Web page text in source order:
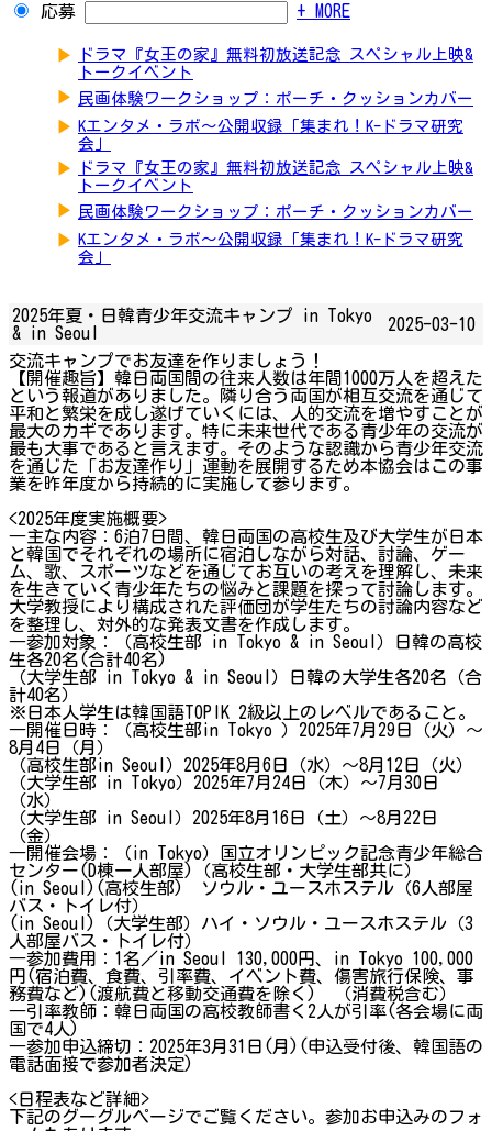
応募 + MORE
▶
ドラマ『女王の家』無料初放送記念 スペシャル上映&
トークイベント
▶ 民画体験ワークショップ：ポーチ・クッションカバー
▶ Kエンタメ・ラボ～公開収録「集まれ！K-ドラマ研究
会」
▶
ドラマ『女王の家』無料初放送記念 スペシャル上映&
トークイベント
▶ 民画体験ワークショップ：ポーチ・クッションカバー
▶ Kエンタメ・ラボ～公開収録「集まれ！K-ドラマ研究
会」
2025年夏・日韓青少年交流キャンプ in Tokyo
& in Seoul
2025-03-10
交流キャンプでお友達を作りましょう！
【開催趣旨】韓日両国間の往来人数は年間1000万人を超えた
という報道がありました。隣り合う両国が相互交流を通じて
平和と繁栄を成し遂げていくには、人的交流を増やすことが
最大のカギであります。特に未来世代である青少年の交流が
最も大事であると言えます。そのような認識から青少年交流
を通じた「お友達作り」運動を展開するため本協会はこの事
業を昨年度から持続的に実施して参ります。
<2025年度実施概要>
―主な内容：6泊7日間、韓日両国の高校生及び大学生が日本
と韓国でそれぞれの場所に宿泊しながら対話、討論、ゲー
ム、歌、スポーツなどを通じてお互いの考えを理解し、未来
を生きていく青少年たちの悩みと課題を探って討論します。
大学教授により構成された評価団が学生たちの討論内容など
を整理し、対外的な発表文書を作成します。
―参加対象：（高校生部 in Tokyo & in Seoul）日韓の高校
生各20名(合計40名)
（大学生部 in Tokyo & in Seoul）日韓の大学生各20名（合
計40名）
※日本人学生は韓国語TOPIK 2級以上のレベルであること。
―開催日時：（高校生部in Tokyo ）2025年7月29日（火）～
8月4日（月）
（高校生部in Seoul）2025年8月6日（水）～8月12日（火）
（大学生部 in Tokyo）2025年7月24日（木）～7月30日
（水）
（大学生部 in Seoul）2025年8月16日（土）～8月22日
（金）
―開催会場：（in Tokyo）国立オリンピック記念青少年総合
センター(D棟一人部屋)（高校生部・大学生部共に）
(in Seoul)(高校生部) ソウル・ユースホステル（6人部屋
バス・トイレ付）
(in Seoul)（大学生部）ハイ・ソウル・ユースホステル（3
人部屋バス・トイレ付）
―参加費用：1名／in Seoul 130,000円、in Tokyo 100,000
円(宿泊費、食費、引率費、イベント費、傷害旅行保険、事
務費など)(渡航費と移動交通費を除く) （消費税含む）
―引率教師：韓日両国の高校教師書く2人が引率(各会場に両
国で4人)
―参加申込締切：2025年3月31日(月)(申込受付後、韓国語の
電話面接で参加者決定)
<日程表など詳細>
下記のグーグルページでご覧ください。参加お申込みのフォ